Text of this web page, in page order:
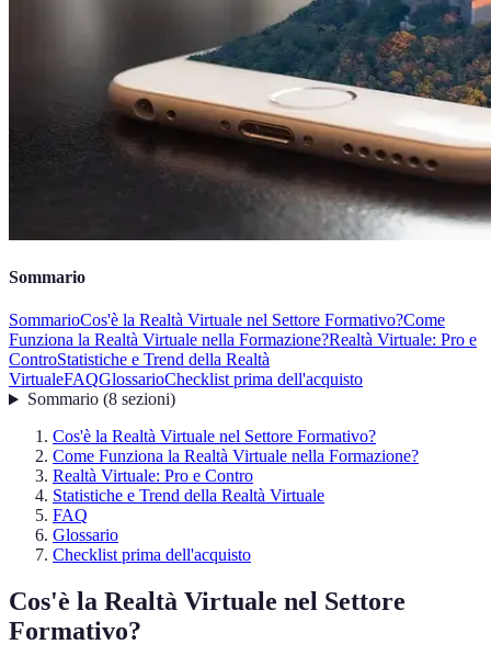
Sommario
SommarioCos'è la Realtà Virtuale nel Settore Formativo?Come
Funziona la Realtà Virtuale nella Formazione?Realtà Virtuale: Pro e
ControStatistiche e Trend della Realtà
VirtualeFAQGlossarioChecklist prima dell'acquisto
Sommario(8 sezioni)
Cos'è la Realtà Virtuale nel Settore Formativo?
Come Funziona la Realtà Virtuale nella Formazione?
Realtà Virtuale: Pro e Contro
Statistiche e Trend della Realtà Virtuale
FAQ
Glossario
Checklist prima dell'acquisto
Cos'è la Realtà Virtuale nel Settore
Formativo?